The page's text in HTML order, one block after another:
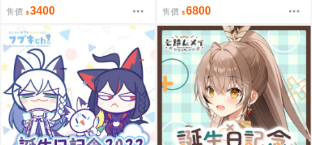
售價 3400 售價 6800